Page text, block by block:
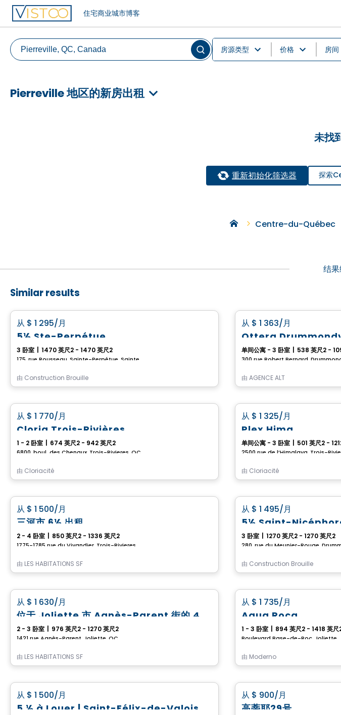
住宅商业城市博客
房源类型 价格 房间
Pierreville 地区的新房出租
未找
重新初始化筛选器 探索
Centre-du-Québec
结
Similar results
从 $ 1 295/月
5½ Ste-Perpétue
3 卧室 1470 英尺2 - 1470 英尺2
由 Construction Brouille
从 $ 1 363/月
Ottera
单间公寓 - 3 卧室 538 英尺2 -
300 rue Robert Bernard,
由 AGENCE ALT
公寓
从 $ 1 770/月
Cloria Trois-Rivières
1 - 2 卧室 674 英尺2 - 942 英尺2
6800, boul. des Chenaux, Trois-Rivieres, QC
由 Cloriacité
从 $ 1 325/月
Plex Hima
单间公寓 - 3 卧室 501 英尺2 -
2500 rue de l’Himalaya, Trois-
由 Cloriacité
公寓
从 $ 1 500/月
三河市 6½ 出租
2 - 4 卧室 850 英尺2 - 1336 英尺2
由 LES HABITATIONS SF
从 $ 1 495/月
5½ Saint-
3 卧室 1270 英尺2 - 1270 英尺2
由 Construction Brouille
公寓
从 $ 1 630/月
2 - 3 卧室 976 英尺2 - 1270 英尺2
1421 rue Agnès-Parent, Joliette, QC
由 LES HABITATIONS SF
从 $ 1 735/月
Aqua Roca
1 - 3 卧室 894 英尺2 - 1418 英尺
Boulevard Base-de-Roc, Joliette
由 Moderno
公寓
从 $ 1 500/月
5 ½ à Louer | Saint-Félix-de-Valois
从 $ 900/月
高蒂耶29号